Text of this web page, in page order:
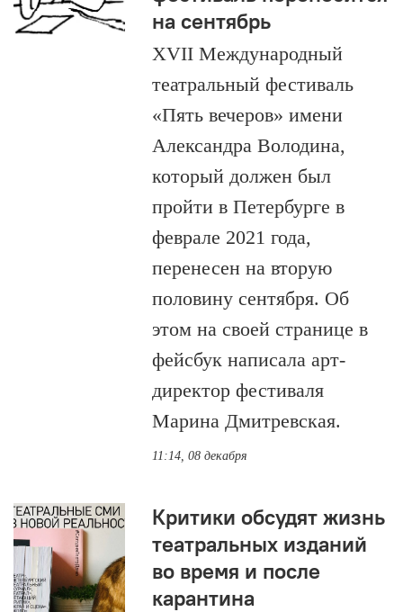
на сентябрь
XVII Международный
театральный фестиваль
«Пять вечеров» имени
Александра Володина,
который должен был
пройти в Петербурге в
феврале 2021 года,
перенесен на вторую
половину сентября. Об
этом на своей странице в
фейсбук написала арт-
директор фестиваля
Марина Дмитревская.
11:14, 08 декабря
Критики обсудят жизнь
театральных изданий
во время и после
карантина